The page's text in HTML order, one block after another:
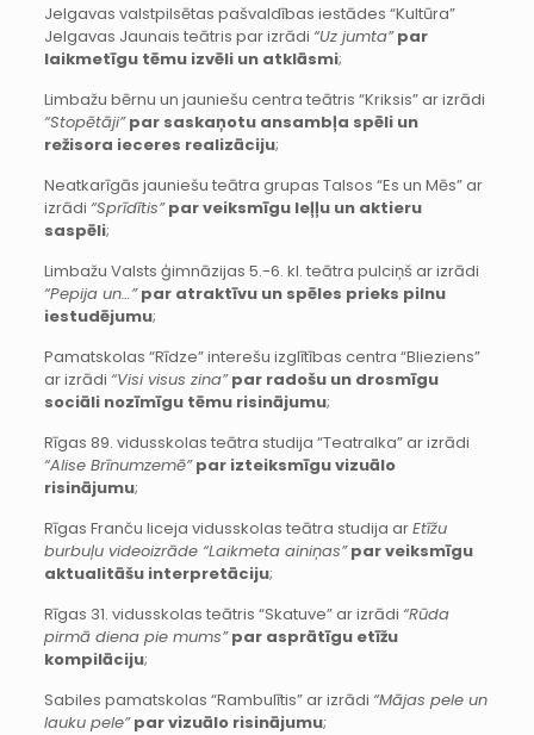
Jelgavas valstpilsētas pašvaldības iestādes “Kultūra”
Jelgavas Jaunais teātris par izrādi “Uz jumta” par
laikmetīgu tēmu izvēli un atklāsmi;
Limbažu bērnu un jauniešu centra teātris “Kriksis” ar izrādi
“Stopētāji” par saskaņotu ansambļa spēli un
režisora ieceres realizāciju;
Neatkarīgās jauniešu teātra grupas Talsos “Es un Mēs” ar
izrādi “Sprīdītis” par veiksmīgu leļļu un aktieru
saspēli;
Limbažu Valsts ģimnāzijas 5.-6. kl. teātra pulciņš ar izrādi
“Pepija un…” par atraktīvu un spēles prieks pilnu
iestudējumu;
Pamatskolas “Rīdze” interešu izglītības centra “Blieziens”
ar izrādi “Visi visus zina” par radošu un drosmīgu
sociāli nozīmīgu tēmu risinājumu;
Rīgas 89. vidusskolas teātra studija “Teatralka” ar izrādi
“Alise Brīnumzemē” par izteiksmīgu vizuālo
risinājumu;
Rīgas Franču liceja vidusskolas teātra studija arEtīžu
burbuļu videoizrāde “Laikmeta ainiņas” par veiksmīgu
aktualitāšu interpretāciju;
Rīgas 31. vidusskolas teātris “Skatuve” ar izrādi “Rūda
pirmā diena pie mums” par asprātīgu etīžu
kompilāciju;
Sabiles pamatskolas “Rambulītis” ar izrādi “Mājas pele un
lauku pele” par vizuālo risinājumu;